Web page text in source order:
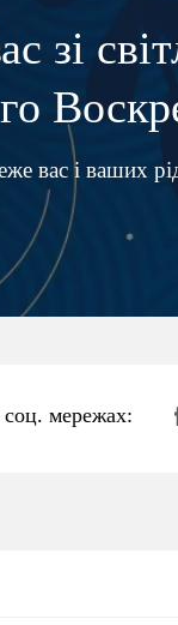
зі
вас і ваших
мережах: